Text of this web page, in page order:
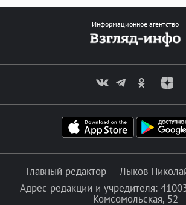
Информационное агентство
Главный редактор — Лыков
Адрес редакции и учредителя:
Комсомольская, 52